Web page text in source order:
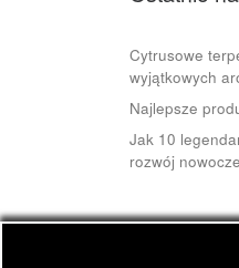
Cytrusowe
wyjątkowych
Najlepsze
Jak 10
rozwój